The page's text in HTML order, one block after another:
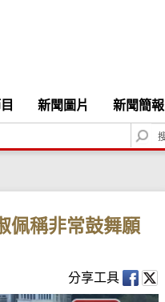
新聞圖片 新聞簡報
S
e
c
佩稱非常鼓舞願
分享工具